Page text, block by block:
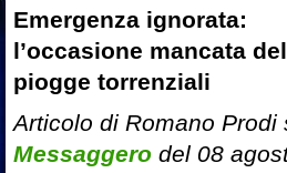
Emergenza ignorata:
l’occasione mancata
piogge torrenziali
Articolo di Romano Prodi
Messaggero del 08